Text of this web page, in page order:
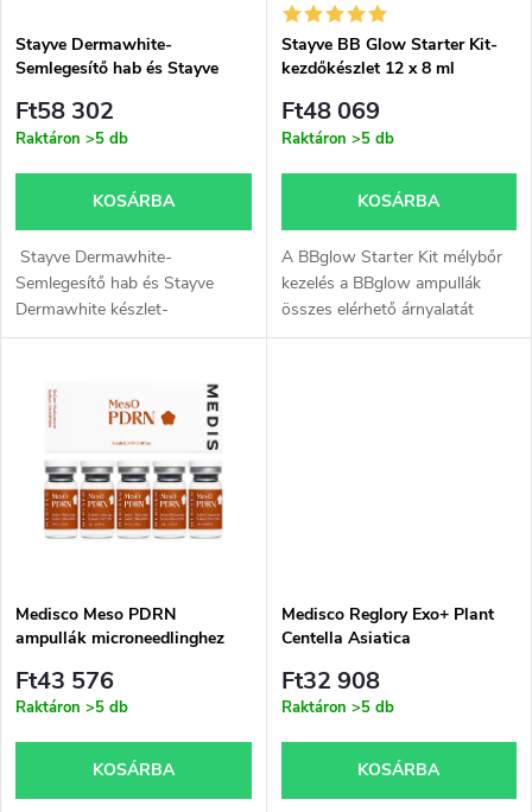
e
k
r
e
n
s
e
é
k
e
l
i
a
Stayve Dermawhite-
Semlegesítő hab és Stayve
készlet
Ft58 302
Raktáron >5 db
KOSÁRBA
Stayve Dermawhite-
Semlegesítő hab és Stayve
Dermawhite készlet-
Hámlasztó gél- készlet a
a további kezeléshez.
Stayve BB Glow Starter Kit-
kezdőkészlet 12 x 8 ml
Ft48 069
Raktáron >5 db
KOSÁRBA
A BBglow Starter Kit mélybőr
kezelés a BBglow ampullák
összes elérhető árnyalatát
tartalmazza több darabban
Medisco Meso PDRN
ampullák microneedlinghez
Ft43 576
Raktáron >5 db
KOSÁRBA
Medisco Reglory Exo+ Plant
Centella Asiatica
Ft32 908
Raktáron >5 db
KOSÁRBA